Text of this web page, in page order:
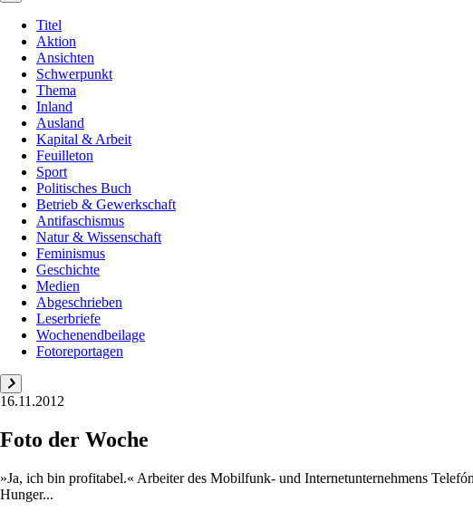
Titel
Aktion
Ansichten
Schwerpunkt
Thema
Inland
Ausland
Kapital & Arbeit
Feuilleton
Sport
Politisches Buch
Betrieb & Gewerkschaft
Antifaschismus
Natur & Wissenschaft
Feminismus
Geschichte
Medien
Abgeschrieben
Leserbriefe
Wochenendbeilage
Fotoreportagen
16.11.2012
Foto der Woche
»Ja, ich bin profitabel.« Arbeiter des Mobilfunk- und Internetunternehmens
Hunger...